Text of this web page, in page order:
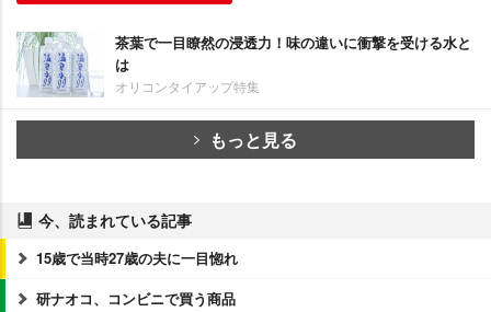
茶葉で一目瞭然の浸透力！味の違いに衝撃を受ける水と
は
オリコンタイアップ特集
もっと見る
今、読まれている記事
15歳で当時27歳の夫に一目惚れ
研ナオコ、コンビニで買う商品